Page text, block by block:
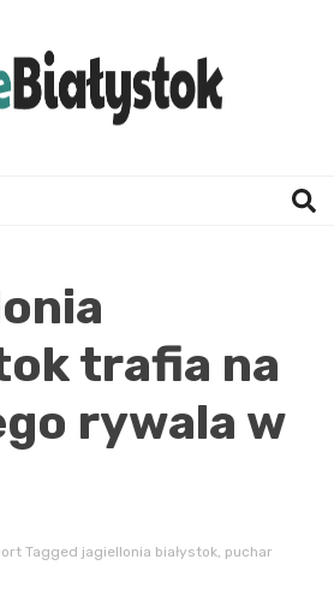
trafia na
rywala w
Tagged jagiellonia białystok, puchar